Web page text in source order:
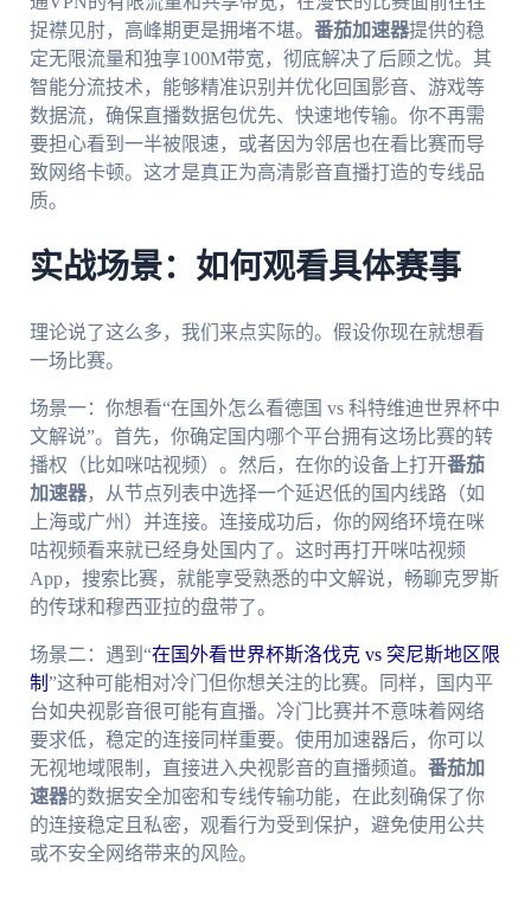
捉襟见肘，高峰期更是拥堵不堪。 番茄加速器提供的稳
定无限流量和独享100M带宽，彻底解决了后顾之忧。其
智能分流技术，能够精准识别并优化回国影音、游戏等
数据流，确保直播数据包优先、快速地传输。你不再需
要担心看到一半被限速，或者因为邻居也在看比赛而导
致网络卡顿。这才是真正为高清影音直播打造的专线品
质。
实战场景：如何观看具体赛事
理论说了这么多，我们来点实际的。假设你现在就想看
一场比赛。
场景一：你想看“在国外怎么看德国 vs 科特维迪世界杯中
文解说”。首先，你确定国内哪个平台拥有这场比赛的转
播权（比如咪咕视频）。然后，在你的设备上打开番茄
加速器，从节点列表中选择一个延迟低的国内线路（如
上海或广州）并连接。连接成功后，你的网络环境在咪
咕视频看来就已经身处国内了。这时再打开咪咕视频
App，搜索比赛，就能享受熟悉的中文解说，畅聊克罗斯
的传球和穆西亚拉的盘带了。
场景二：遇到“在国外看世界杯斯洛伐克 vs 突尼斯地区限
制 ”这种可能相对冷门但你想关注的比赛。同样，国内平
台如央视影音很可能有直播。冷门比赛并不意味着网络
要求低，稳定的连接同样重要。使用加速器后，你可以
无视地域限制，直接进入央视影音的直播频道。 番茄加
速器的数据安全加密和专线传输功能，在此刻确保了你
的连接稳定且私密，观看行为受到保护，避免使用公共
或不安全网络带来的风险。